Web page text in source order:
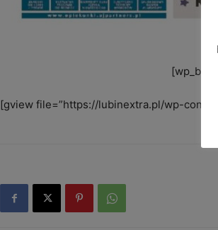
[gview file=”https://lubinextra.pl/wp-